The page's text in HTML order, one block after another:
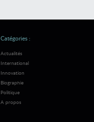
Catégories :
Actualités
International
Innovation
Biographie
Politique
A propos